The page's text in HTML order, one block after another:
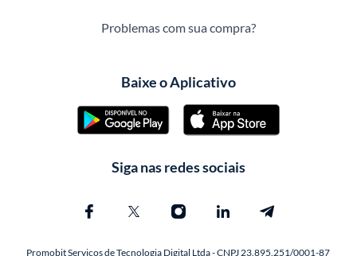
Problemas com sua compra?
Baixe o Aplicativo
Siga nas redes sociais
Promobit Servicos de Tecnologia Digital Ltda - CNPJ 23.895.251/0001-87